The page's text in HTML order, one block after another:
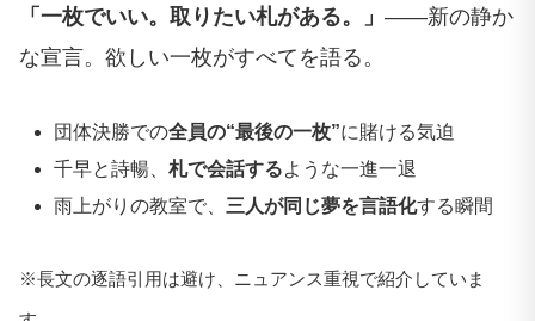
「一枚でいい。取りたい札がある。」 ――新の静か
な宣言。欲しい一枚がすべてを語る。
団体決勝での全員の“最後の一枚”に賭ける気迫
千早と詩暢、札で会話するような一進一退
雨上がりの教室で、 三人が同じ夢を言語化する瞬間
※長文の逐語引用は避け、ニュアンス重視で紹介していま